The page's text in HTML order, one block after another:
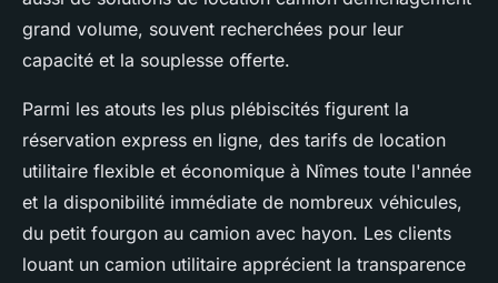
grand volume, souvent recherchées pour leur
capacité et la souplesse offerte.
Parmi les atouts les plus plébiscités figurent la
réservation express en ligne, des tarifs de location
utilitaire flexible et économique à Nîmes toute l'année
et la disponibilité immédiate de nombreux véhicules,
du petit fourgon au camion avec hayon. Les clients
louant un camion utilitaire apprécient la transparence